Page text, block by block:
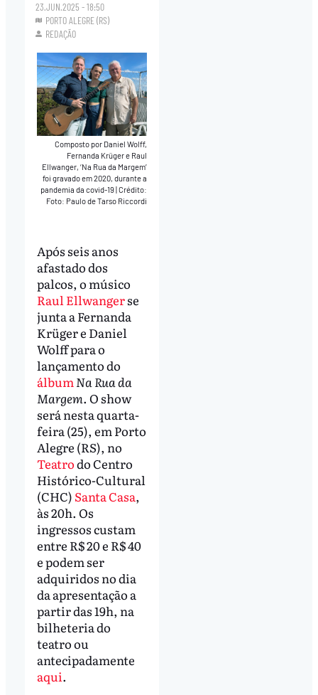
23.JUN.2025 - 18:50
PORTO ALEGRE (RS)
REDAÇÃO
Composto por Daniel Wolff,
Fernanda Krüger e Raul
Ellwanger, ‘Na Rua da Margem’
foi gravado em 2020, durante a
pandemia da covid-19|Crédito:
Foto: Paulo de Tarso Riccordi
Após seis anos
afastado dos
palcos, o músico
Raul Ellwangerse
junta a Fernanda
Krüger e Daniel
Wolff para o
lançamento do
álbumNa Rua da
Margem. O show
será nesta quarta-
feira (25), em Porto
Alegre (RS), no
Teatrodo Centro
Histórico-Cultural
(CHC) Santa Casa,
às 20h. Os
ingressos custam
entre R$ 20 e R$ 40
e podem ser
adquiridos no dia
da apresentação a
partir das 19h, na
bilheteria do
teatro ou
antecipadamente
aqui.